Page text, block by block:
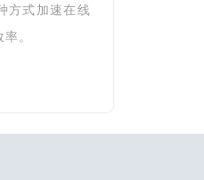
方式加速在线
。